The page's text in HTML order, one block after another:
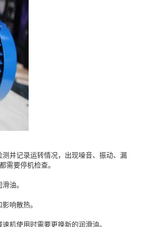
并记录运转情况，出现噪音、振动、漏
需要停机检查。
油。
响散热。
机使用时需要更换新的润滑油。